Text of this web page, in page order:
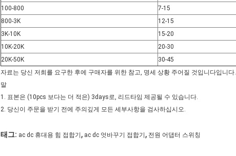
100-800
7-15
800-3K
12-15
3K-10K
15-20
10K-20K
20-30
20K-50K
30-45
자료는 당신 저희를 요구한 후에 구매자를 위한 참고, 명세 상황 주어질 것입니다입니다.
말
1. 표본은 (10pcs 보다는 더 적은) 3days로, 리드타임 제공될 수 있습니다.
2. 당신이 주문을 받기 전에 주의깊게 모든 세부사항을 검사하십시오.
태그: ac dc 휴대용 힘 접합기 , ac dc 엇바꾸기 접합기 , 전원 어댑터 스위칭